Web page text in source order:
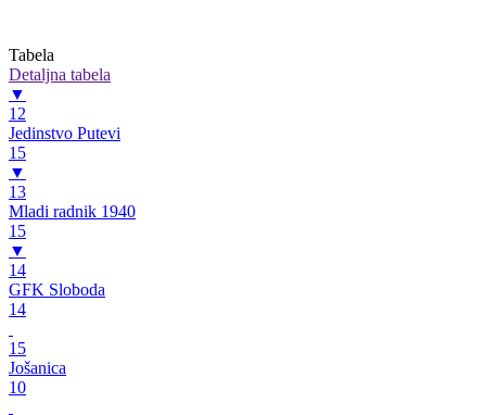
Tabela
Detaljna tabela
▼
12
Jedinstvo Putevi
15
▼
13
Mladi radnik 1940
15
▼
14
GFK Sloboda
14
15
Jošanica
10